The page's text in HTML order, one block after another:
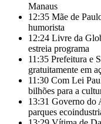
Manaus
12:35 Mãe de
humorista
12:24 Livre da
estreia programa
11:35 Prefeitura e
gratuitamente em
11:30 Com Lei
bilhões para a
13:31 Governo do
parques